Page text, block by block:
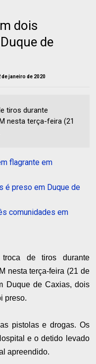
dois
de
de janeiro de 2020
tiros durante
nesta terça-feira (21
flagrante em
é preso em Duque de
comunidades em
de tiros durante
nesta terça-feira (21 de
Duque de Caxias, dois
preso.
pistolas e drogas. Os
e o detido levado
apreendido.